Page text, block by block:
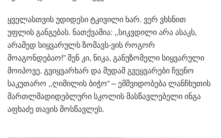
ყველასთვის უდიდესი ტკივილი ხარ. ვერ ვხსნით
უფლის განგებას. ნათქვამია: ,,სიკვდილი არა ასაკს,
არამედ სიყვარულს ზომავს-ვის როგორ
მოაგონდებაო!” შენ კი, ნიკა, განუზომელი სიყვარული
მოიპოვე. გვიყვარხარ და მუდამ გვეყვარები ჩვენო
საკუთარო ,,ღიმილის ბიჭო” – ემშვიდობება ლანჩხუთის
მართლმადიდებლური სკოლის მასწავლებელი ინგა
აფხაძე თავის მოსწავლეს.